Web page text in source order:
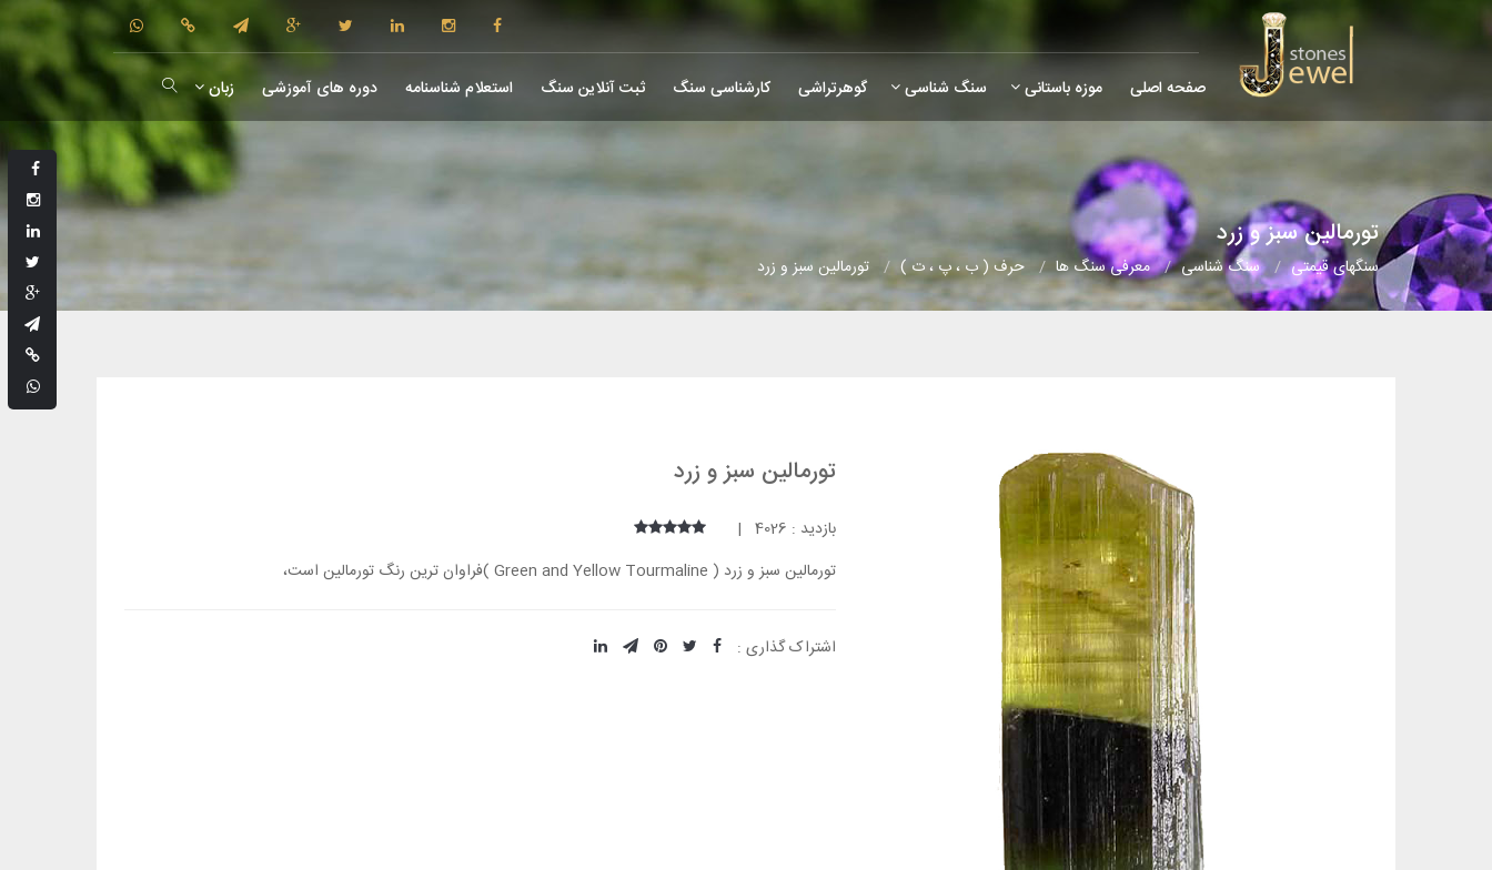
صفحه اصلی موزه باستانی سنگ شناسی گوهرتراشی کارشناسی سنگ ثبت آنلاین سنگ استعلام شناسنامه دوره های آموزشی زبان
تورمالین سبز و زرد
سنگهای قیمتی سنگ شناسی معرفی سنگ ها حرف ( ب ، پ ، ت ) تورمالین سبز و زرد
تورمالین سبز و زرد
بازدید : 4026 |
تورمالین سبز و زرد ( Green and Yellow Tourmaline )فراوان ترین رنگ تورمالین است،
اشتراک گذاری :